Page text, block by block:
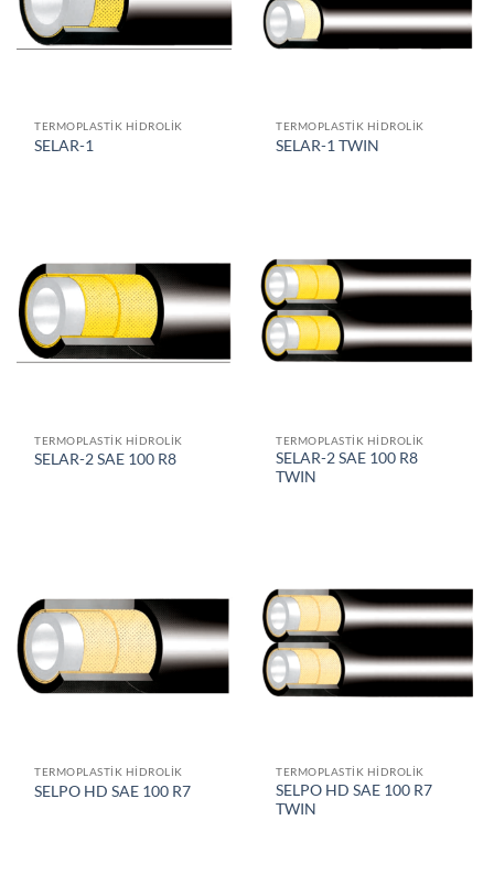
TERMOPLASTIK HIDROLIK
SELAR-1
TERMOPLASTIK HIDROLIK
SELAR-1 TWIN
TERMOPLASTIK HIDROLIK
SELAR-2 SAE 100 R8
TERMOPLASTIK HIDROLIK
SELAR-2 SAE 100 R8
TWIN
TERMOPLASTIK HIDROLIK
SELPO HD SAE 100 R7
TERMOPLASTIK HIDROLIK
SELPO HD SAE 100 R7
TWIN